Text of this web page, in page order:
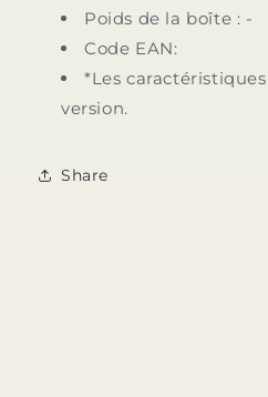
Poids de la boîte : -
Code EAN:
*Les
version.
Share